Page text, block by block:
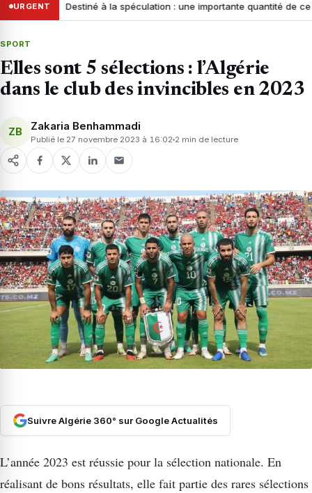
URGENT
Destiné à la spéculation : une importante quantité de ce produit
SPORT
Elles sont 5 sélections : l’Algérie
dans le club des invincibles en 2023
ZB Zakaria Benhammadi
Publié le 27 novembre 2023 à 16:02 2 min de lecture
Suivre Algérie 360° sur Google Actualités
L’année 2023 est réussie pour la sélection nationale. En
réalisant de bons résultats, elle fait partie des rares sélections